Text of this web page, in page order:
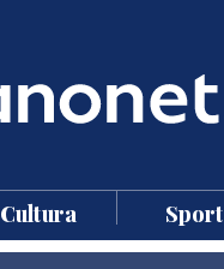
Cultura Sport